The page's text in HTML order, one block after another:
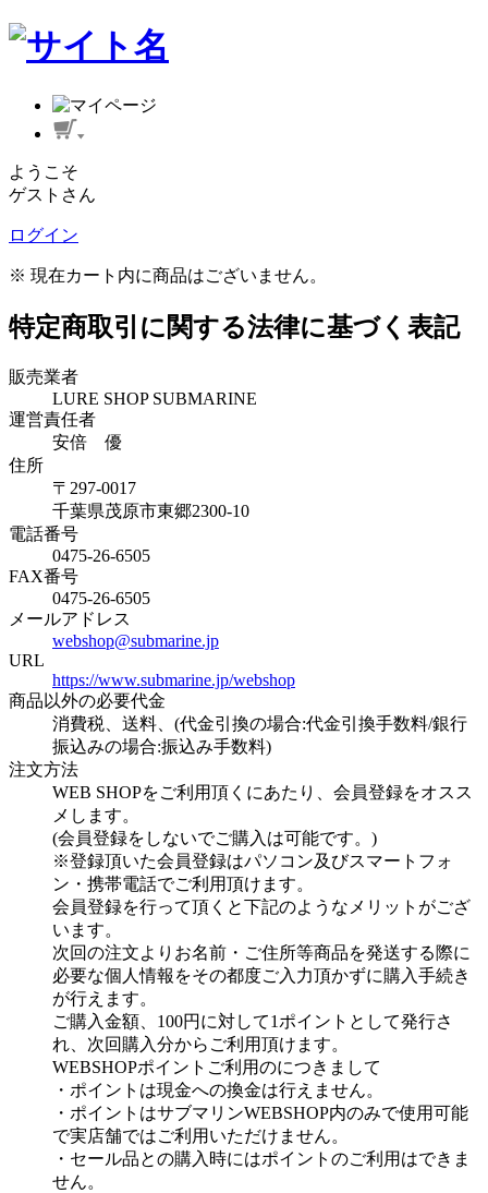
ようこそ
ゲストさん
ログイン
※ 現在カート内に商品はございません。
特定商取引に関する法律に基づく表記
販売業者
LURE SHOP SUBMARINE
運営責任者
安倍 優
住所
〒297-0017
千葉県茂原市東郷2300-10
電話番号
0475-26-6505
FAX番号
0475-26-6505
メールアドレス
webshop@submarine.jp
URL
https://www.submarine.jp/webshop
商品以外の必要代金
消費税、送料、(代金引換の場合:代金引換手数料/銀行
振込みの場合:振込み手数料)
注文方法
WEB SHOPをご利用頂くにあたり、会員登録をオスス
メします。
(会員登録をしないでご購入は可能です。)
※登録頂いた会員登録はパソコン及びスマートフォ
ン・携帯電話でご利用頂けます。
会員登録を行って頂くと下記のようなメリットがござ
います。
次回の注文よりお名前・ご住所等商品を発送する際に
必要な個人情報をその都度ご入力頂かずに購入手続き
が行えます。
ご購入金額、100円に対して1ポイントとして発行さ
れ、次回購入分からご利用頂けます。
WEBSHOPポイントご利用のにつきまして
・ポイントは現金への換金は行えません。
・ポイントはサブマリンWEBSHOP内のみで使用可能
で実店舗ではご利用いただけません。
・セール品との購入時にはポイントのご利用はできま
せん。